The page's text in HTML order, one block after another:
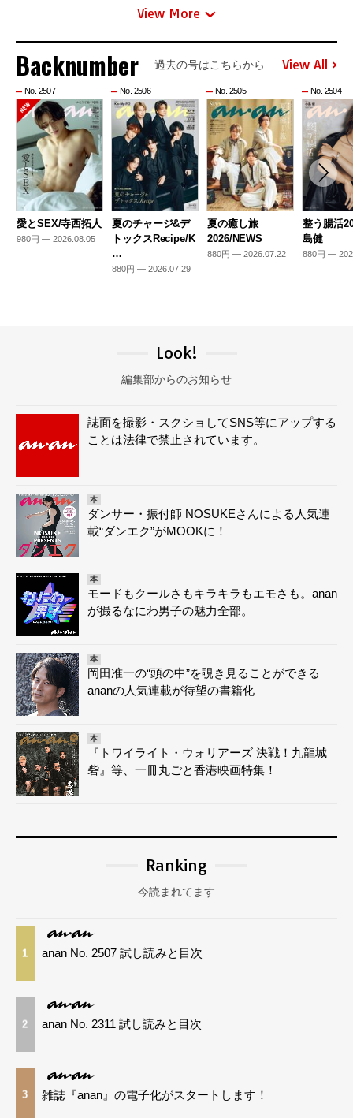
View More
Backnumber 過去の号はこちらから View All
No. 2507
愛とSEX/寺西拓人
980円 — 2026.08.05
No. 2506
夏のチャージ&デ
トックスRecipe/K
…
880円 — 2026.07.29
No. 2505
夏の癒し旅
2026/NEWS
880円 — 2026.07.22
No. 2504
整う腸活
島健
880円 —
Look!
編集部からのお知らせ
誌面を撮影・スクショしてSNS等にアップする
ことは法律で禁止されています。
本
ダンサー・振付師 NOSUKEさんによる人気連
載“ダンエク”がMOOKに！
本
モードもクールさもキラキラもエモさも。anan
が撮るなにわ男子の魅力全部。
本
岡田准一の“頭の中”を覗き見ることができる
ananの人気連載が待望の書籍化
本
『トワイライト・ウォリアーズ 決戦！九龍城
砦』等、一冊丸ごと香港映画特集！
Ranking
今読まれてます
1 anan No. 2507 試し読みと目次
2 anan No. 2311 試し読みと目次
3 雑誌『anan』の電子化がスタートします！